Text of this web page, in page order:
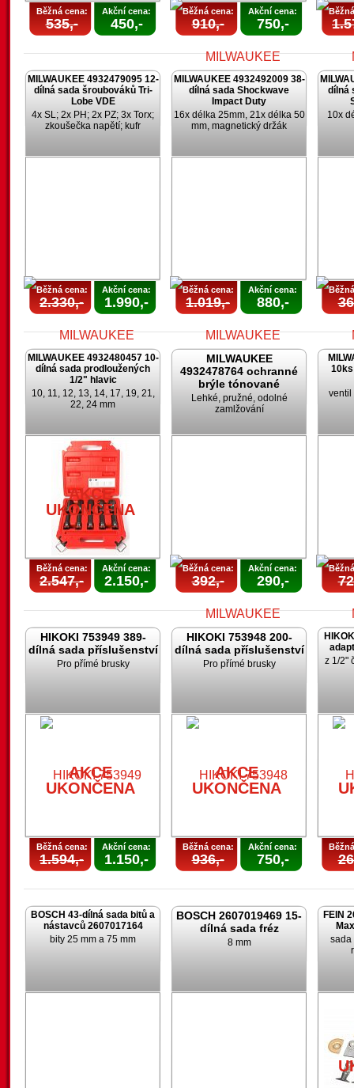
Běžná cena:
535,-
Akční cena:
450,-
Běžná cena:
910,-
Akční cena:
750,-
MILWAUKEE 4932479095 12-
dílná sada šroubováků Tri-
Lobe VDE
4x SL; 2x PH; 2x PZ; 3x Torx;
zkoušečka napětí; kufr
AKCE
UKONČENA
Běžná cena:
2.330,-
Akční cena:
1.990,-
MILWAUKEE 4932492009 38-
dílná sada Shockwave
Impact Duty
16x délka 25mm, 21x délka 50
mm, magnetický držák
Běžná cena:
1.019,-
Akční cena:
880,-
dílná
10x
MILWAUKEE 4932480457 10-
dílná sada prodloužených
1/2" hlavic
10, 11, 12, 13, 14, 17, 19, 21,
22, 24 mm
AKCE
UKONČENA
Běžná cena:
2.547,-
Akční cena:
2.150,-
MILWAUKEE
4932478764 ochranné
brýle tónované
Lehké, pružné, odolné
zamlžování
Běžná cena:
392,-
Akční cena:
290,-
ventil
HIKOKI 753949 389-
dílná sada příslušenství
Pro přímé brusky
AKCE
UKONČENA
Běžná cena:
1.594,-
Akční cena:
1.150,-
HIKOKI 753948 200-
dílná sada příslušenství
Pro přímé brusky
AKCE
UKONČENA
Běžná cena:
936,-
Akční cena:
750,-
z 1/2"
BOSCH 43-dílná sada bitů a
nástavců 2607017164
bity 25 mm a 75 mm
BOSCH 2607019469 15-
dílná sada fréz
8 mm
FEIN
sada